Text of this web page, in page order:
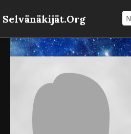
Selvänäkijät.Org